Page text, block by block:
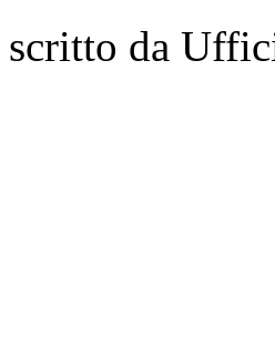
scritto da